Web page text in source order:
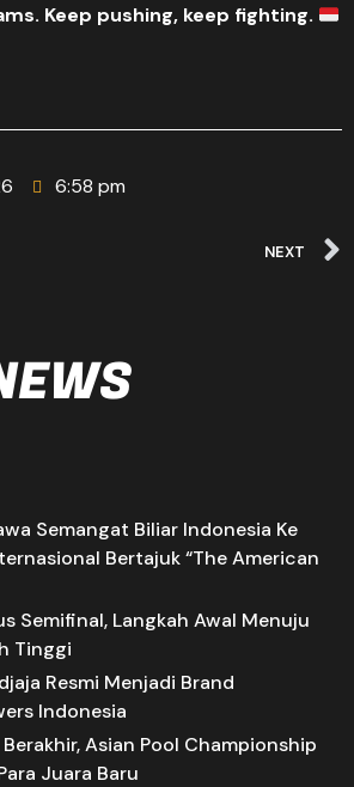
Keep pushing, keep fighting.
6:58 pm
NEXT
Semangat Biliar Indonesia Ke
Bertajuk “The American
Semifinal, Langkah Awal Menuju
Tinggi
Resmi Menjadi Brand
Indonesia
Asian Pool Championship
Juara Baru